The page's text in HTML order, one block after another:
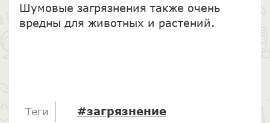
Шумовые загрязнения также очень
вредны для животных и растений.
Теги #загрязнение